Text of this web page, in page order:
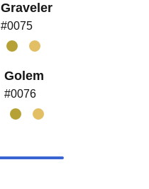
Graveler
#0075
Golem
#0076